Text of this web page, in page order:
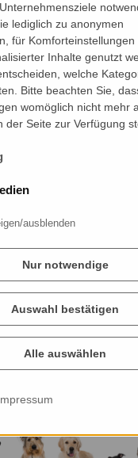
Hilfe?
für Ihr krankes Tier?
uns Kontakt auf!
Tierheilpraxis Bodenheim
Tierheilpraxis Nieder-Olm
Alternativmedizin Tiere
Hundeernährung
lediglich zu anonymen
für
Inhalte genutzt
welche
Bitte beachten Sie,
womöglich nicht mehr
der Seite zur Verfügung
ausblenden
Nur notwendige
Auswahl bestätigen
Alle auswählen